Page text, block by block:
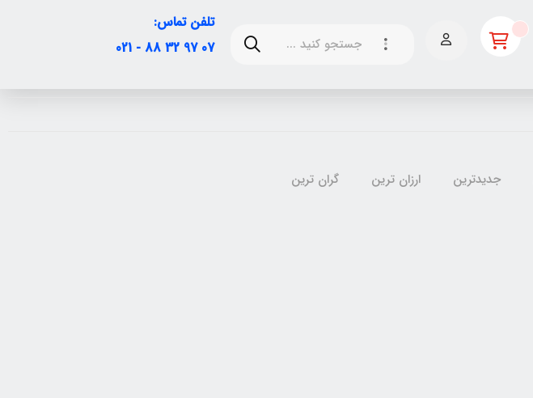
تلفن تماس:
07 97 32 88 - 021
جدیدترین ارزان ترین گران ترین